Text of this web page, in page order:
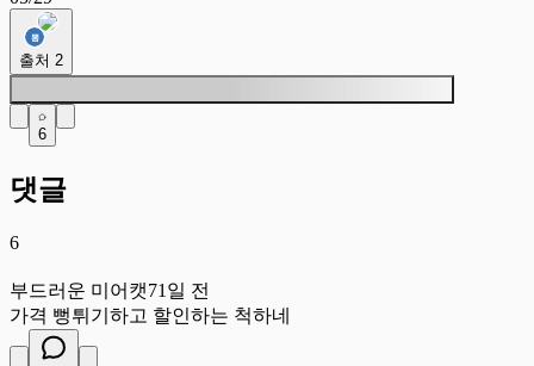
출처 2
6
댓글
6
부드러운 미어캣71일 전
가격 뻥튀기하고 할인하는 척하네